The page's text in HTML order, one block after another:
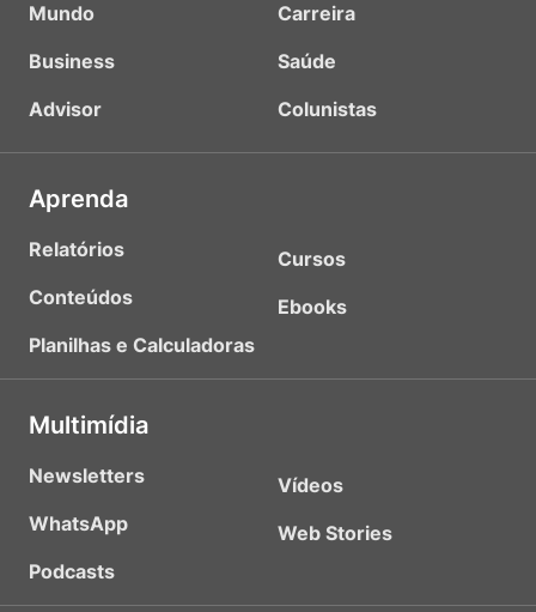
Mundo
Business
Advisor
Carreira
Saúde
Colunistas
Aprenda
Relatórios
Conteúdos
Planilhas e Calculadoras
Cursos
Ebooks
Multimídia
Newsletters
WhatsApp
Podcasts
Vídeos
Web Stories